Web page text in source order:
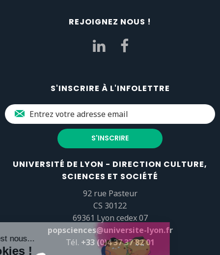
REJOIGNEZ NOUS !
S'INSCRIRE À L'INFOLETTRE
UNIVERSITÉ DE LYON - DIRECTION CULTURE,
SCIENCES ET SOCIÉTÉ
92 rue Pasteur
CS 30122
69361 Lyon cedex 07
popsciences@universite-lyon.fr
Tél. +33 (0)4 37 37 82 01